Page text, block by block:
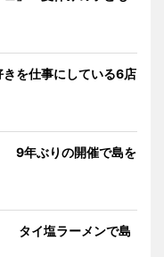
を仕事にしている6店
9年ぶりの開催で島を
タイ塩ラーメンで島